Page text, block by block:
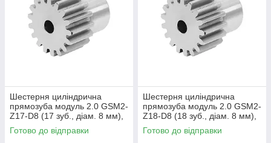
Шестерня циліндрична
прямозуба модуль 2.0 GSM2-
Z17-D8 (17 зуб., діам. 8 мм),
сталеве зубчасте колесо
Готово до відправки
Шестерня циліндрична
прямозуба модуль 2.0 GSM2-
Z18-D8 (18 зуб., діам. 8 мм),
сталеве зубчасте колесо
Готово до відправки